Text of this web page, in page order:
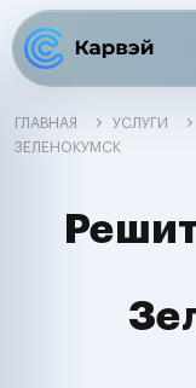
ГЛАВНАЯ УСЛУГИ
ЗЕЛЕНОКУМСК